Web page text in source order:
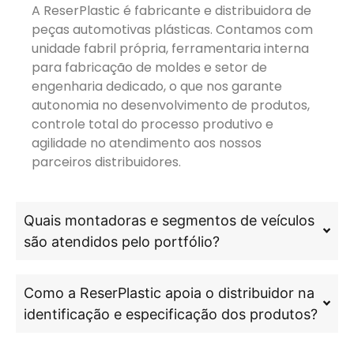
A ReserPlastic é fabricante e distribuidora de
peças automotivas plásticas. Contamos com
unidade fabril própria, ferramentaria interna
para fabricação de moldes e setor de
engenharia dedicado, o que nos garante
autonomia no desenvolvimento de produtos,
controle total do processo produtivo e
agilidade no atendimento aos nossos
parceiros distribuidores.
Quais montadoras e segmentos de veículos
são atendidos pelo portfólio?
Como a ReserPlastic apoia o distribuidor na
identificação e especificação dos produtos?